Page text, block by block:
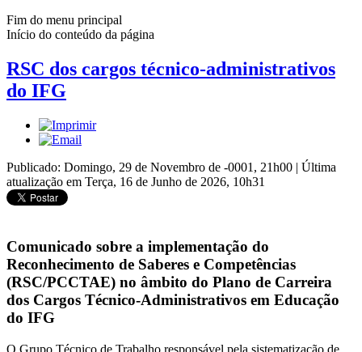
Fim do menu principal
Início do conteúdo da página
RSC dos cargos técnico-administrativos
do IFG
Publicado: Domingo, 29 de Novembro de -0001, 21h00 | Última
atualização em Terça, 16 de Junho de 2026, 10h31
Comunicado sobre a implementação do
Reconhecimento de Saberes e Competências
(RSC/PCCTAE) no âmbito do Plano de Carreira
dos Cargos Técnico-Administrativos em Educação
do IFG
O Grupo Técnico de Trabalho responsável pela sistematização de